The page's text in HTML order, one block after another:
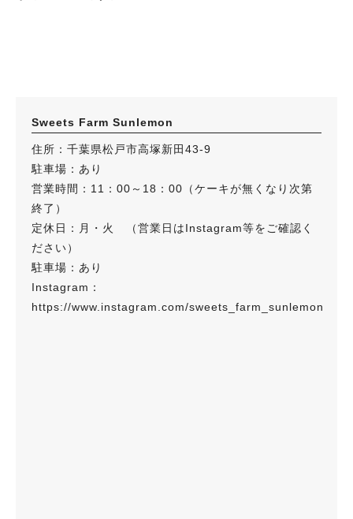
Sweets Farm Sunlemon
住所：千葉県松戸市高塚新田43-9
駐車場：あり
営業時間：11：00～18：00（ケーキが無くなり次第
終了）
定休日：月・火 （営業日はInstagram等をご確認く
ださい）
駐車場：あり
Instagram：
https://www.instagram.com/sweets_farm_sunlemon